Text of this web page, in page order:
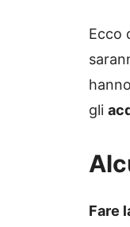
Ecco
gli
Fare